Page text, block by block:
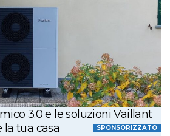
3.0 e le soluzioni Vaillant
la tua casa
SPONSORIZZATO